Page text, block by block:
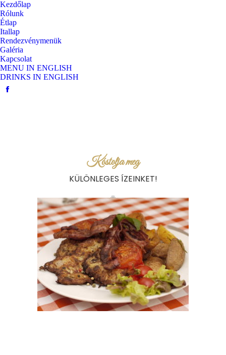
Kezdőlap
Rólunk
Étlap
Itallap
Rendezvénymenük
Galéria
Kapcsolat
MENU IN ENGLISH
DRINKS IN ENGLISH
Facebook
Kóstolja meg
KÜLÖNLEGES ÍZEINKET!